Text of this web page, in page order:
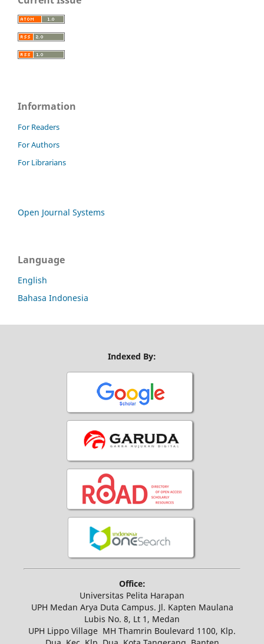
Information
For Readers
For Authors
For Librarians
Open Journal Systems
Language
English
Bahasa Indonesia
Indexed By:
Office:
Universitas Pelita Harapan
UPH Medan Arya Duta Campus. Jl. Kapten Maulana
Lubis No. 8, Lt 1, Medan
UPH Lippo Village MH Thamrin Boulevard 1100, Klp.